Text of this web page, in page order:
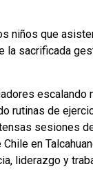
niños que
la sacrificada
rutinas de
sesiones
en
liderazgo y